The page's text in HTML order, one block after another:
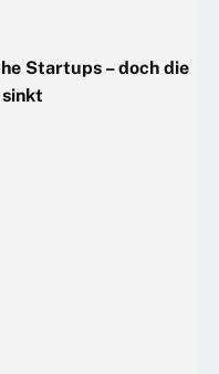
Startups – doch die